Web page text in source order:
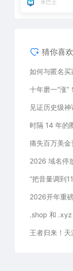
米巴士
猜你喜欢